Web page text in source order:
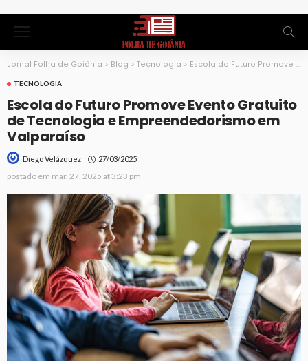
Jornal Folha de Goiânia > Blog > Tecnologia > Escola do Futuro Promove Evento Gratuito de Tecnologia e Empreendedorismo em Valparaíso
TECNOLOGIA
Escola do Futuro Promove Evento Gratuito
de Tecnologia e Empreendedorismo em
Valparaíso
Diego Velázquez 27/03/2025
postado em mar. 27, 2025 at 3:23 pm